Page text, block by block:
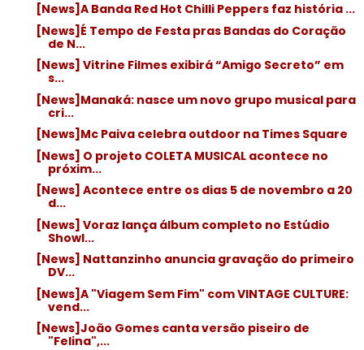
[News]A Banda Red Hot Chilli Peppers faz história ...
[News]É Tempo de Festa pras Bandas do Coração
de N...
[News] Vitrine Filmes exibirá “Amigo Secreto” em
s...
[News]Manaká: nasce um novo grupo musical para
cri...
[News]Mc Paiva celebra outdoor na Times Square
[News] O projeto COLETA MUSICAL acontece no
próxim...
[News] Acontece entre os dias 5 de novembro a 20
d...
[News] Voraz lança álbum completo no Estúdio
Showl...
[News] Nattanzinho anuncia gravação do primeiro
DV...
[News]A "Viagem Sem Fim" com VINTAGE CULTURE:
vend...
[News]João Gomes canta versão piseiro de
"Felina",...